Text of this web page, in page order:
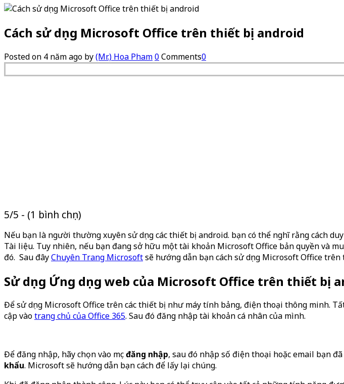
Cách sử dụng Microsoft Office trên thiết bị android
Posted on 4 năm ago by(Mr.) Hoa Pham0Comments0
5/5 - (1 bình chọn)
Nếu bạn là người thường xuyên sử dụng các thiết bị android. bạn có thể nghĩ rằng cách
Tài liệu. Tuy nhiên, nếu bạn đang sở hữu một tài khoản Microsoft Office bản quyền và
đó. Sau đâyChuyên Trang Microsoftsẽ hướng dẫn bạn cách sử dụng Microsoft Office
Sử dụng Ứng dụng web của Microsoft Office trên thiết bị
Để sử dụng Microsoft Office trên các thiết bị như máy tính bảng, điện thoại thông minh.
cập vàotrang chủ của Office 365. Sau đó đăng nhập tài khoản cá nhân của mình.
Để đăng nhập, hãy chọn vào mụcđăng nhập, sau đó nhập số điện thoại hoặc email bạn
khẩu. Microsoft sẽ hướng dẫn bạn cách để lấy lại chúng.